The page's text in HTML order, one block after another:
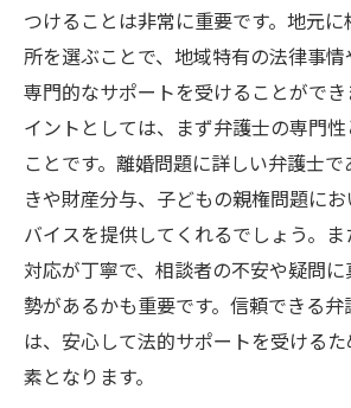
つけることは非常に重要です。地元
所を選ぶことで、地域特有の法律事
専門的なサポートを受けることがで
イントとしては、まず弁護士の専門
ことです。離婚問題に詳しい弁護士
きや財産分与、子どもの親権問題に
バイスを提供してくれるでしょう。
対応が丁寧で、相談者の不安や疑問
勢があるかも重要です。信頼できる
は、安心して法的サポートを受ける
素となります。